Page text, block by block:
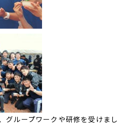
グループワークや研修を受けまし